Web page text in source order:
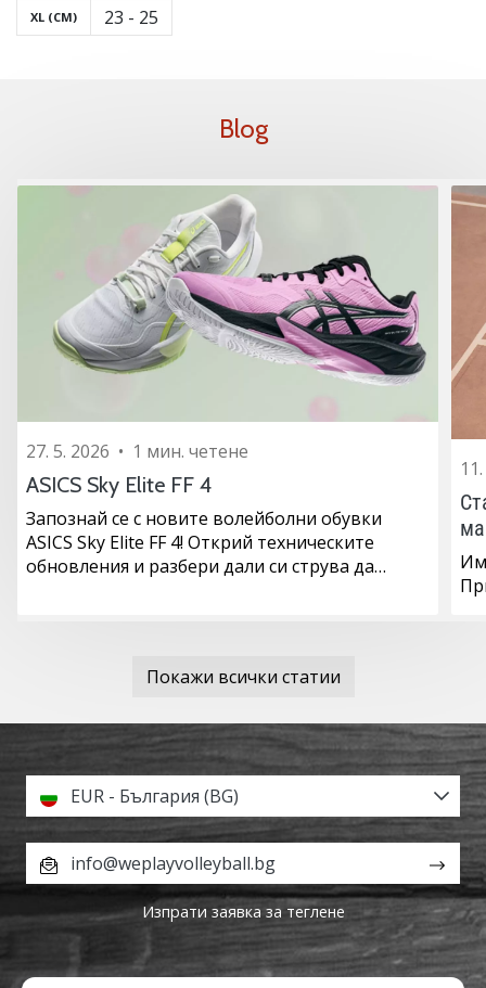
XL (CM)
23 - 25
Blog
27. 5. 2026 • 1 мин. четене
ASICS Sky Elite FF 4
Запознай се с новите волейболни обувки
ASICS Sky Elite FF 4! Открий техническите
обновления и разбери дали си струва да…
Покажи всички статии
EUR - България (BG)
info@weplayvolleyball.bg
Изпрати заявка за теглене